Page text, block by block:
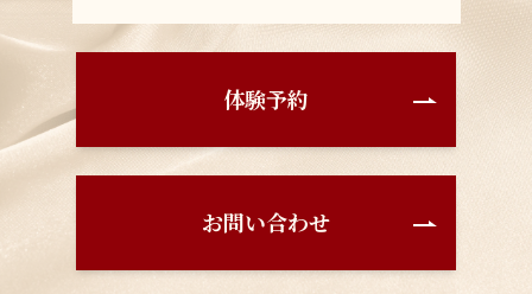
体験予約
お問い合わせ